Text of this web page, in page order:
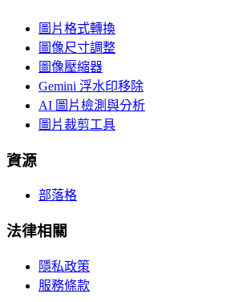
圖片格式轉換
圖像尺寸調整
圖像壓縮器
Gemini 浮水印移除
AI 圖片檢測與分析
圖片裁剪工具
資源
部落格
法律相關
隱私政策
服務條款